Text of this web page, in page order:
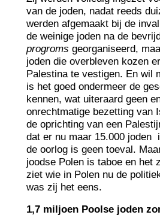
van de joden, nadat reeds
werden afgemaakt bij de
de weinige joden na de
progroms georganiseerd,
joden die overbleven kozen
Palestina te vestigen. En wil
is het goed ondermeer de
kennen, wat uiteraard geen
onrechtmatige bezetting van
de oprichting van een
dat er nu maar 15.000 joden
de oorlog is geen toeval.
joodse Polen is taboe en het
ziet wie in Polen nu de
was zij het eens.
1,7 miljoen Poolse joden